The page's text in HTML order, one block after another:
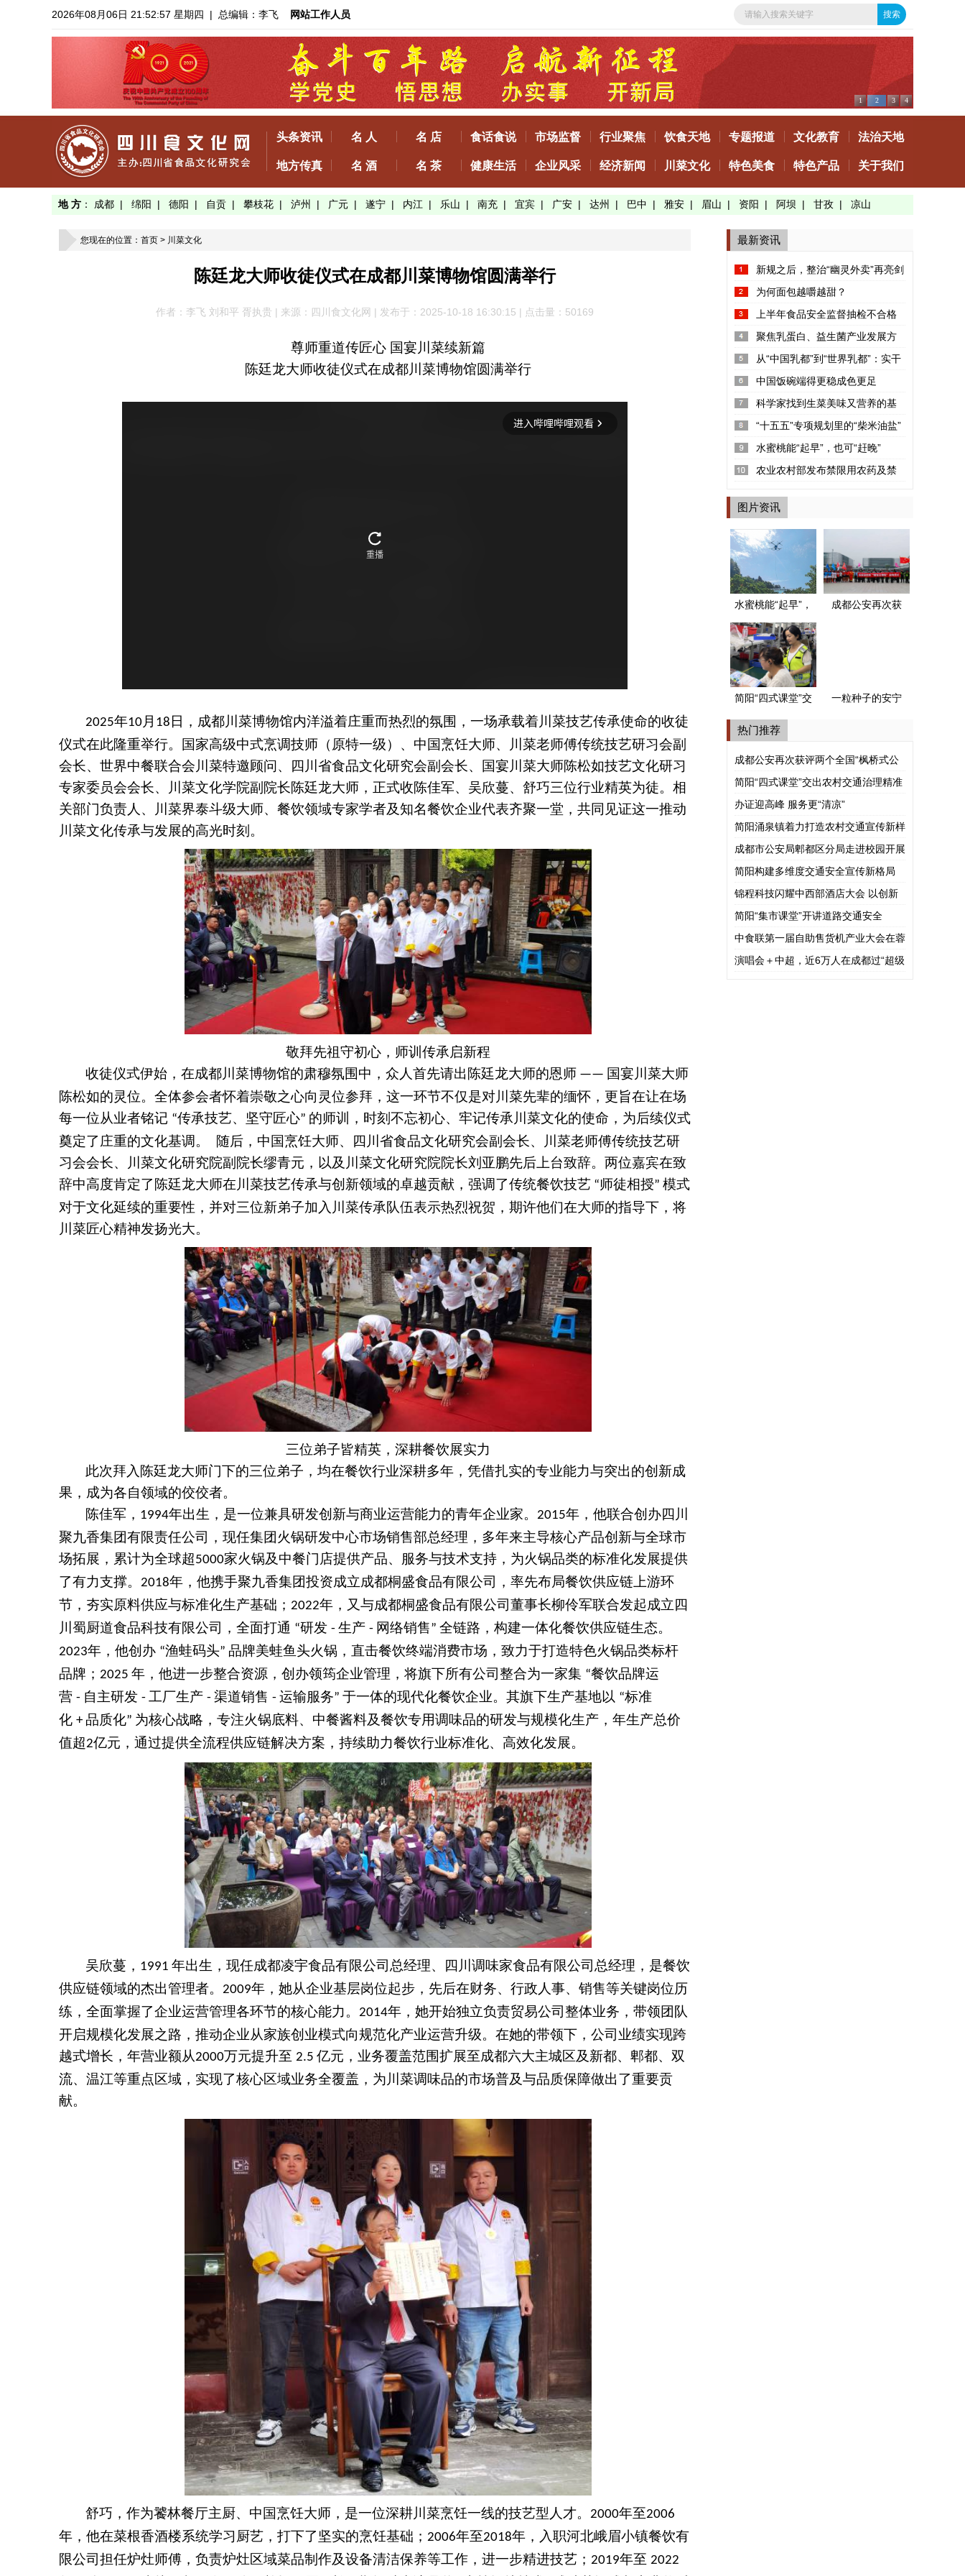
2026年08月06日 21:52:59 星期四 | 总编辑：李飞 网站工作人员
1 2 3 4
头条资讯 名 人 名 店 食话食说 市场监督 行业聚焦 饮食天地 专题报道 文化教育 法治天地
地方传真 名 酒 名 茶 健康生活 企业风采 经济新闻 川菜文化 特色美食 特色产品 关于我们
地 方 ： 成都 | 绵阳 | 德阳 | 自贡 | 攀枝花 | 泸州 | 广元 | 遂宁 | 内江 | 乐山 | 南充 | 宜宾 | 广安 | 达州 | 巴中 | 雅安 | 眉山 | 资阳 | 阿坝 | 甘孜 | 凉山
最新资讯
新规之后，整治“幽灵外卖”再亮剑
为何面包越嚼越甜？
上半年食品安全监督抽检不合格
率2.22%聚焦乳蛋白、益生菌产业发展方
向 “可感知高品质探寻荟”呼和浩...
从“中国乳都”到“世界乳都”：实干
铸就的产业丰碑
中国饭碗端得更稳成色更足
科学家找到生菜美味又营养的基
因密码“十五五”专项规划里的“柴米油盐”
水蜜桃能“起早”，也可“赶晚”
农业农村部发布禁限用农药及禁
图片资讯
水蜜桃能“起早”，
也可“赶晚”
成都公安再次获
简阳“四式课堂”交
出农村交通治理
精准答卷
一粒种子的安宁
热门推荐
成都公安再次获评两个全国“枫桥式公
安派出所”
简阳“四式课堂”交出农村交通治理精准
答卷
办证迎高峰 服务更“清凉”
简阳涌泉镇着力打造农村交通宣传新样
板
成都市公安局郫都区分局走进校园开展
涉外法治宣讲
简阳构建多维度交通安全宣传新格局
锦程科技闪耀中西部酒店大会 以创新
模式赋能酒旅产业共赢
简阳“集市课堂”开讲道路交通安全
中食联第一届自助售货机产业大会在蓉
举行
演唱会＋中超，近6万人在成都过“超级
您现在的位置： 首页 > 川菜文化
陈廷龙大师收徒仪式在成都川菜博物馆圆满举行
作者：李飞 刘和平 胥执贵 | 来源：四川食文化网 | 发布于：2025-10-18 16:30:15 | 点击量：50169
尊师重道传匠心 国宴川菜续新篇
陈廷龙大师收徒仪式在成都川菜博物馆圆满举行
2025年10 月 18 日，成都川菜博物馆内洋溢着庄重而热烈的氛围，一场承载着川菜技艺传承使命的收徒
仪式在此隆重举行。国家高级中式烹调技师（原特一级）、中国烹饪大师、川菜老师傅传统技艺研习会副
会长、世界中餐联合会川菜特邀顾问、四川省食品文化研究会副会长、国宴川菜大师陈松如技艺文化研习
专家委员会会长、川菜文化学院副院长陈廷龙大师，正式收陈佳军、吴欣蔓、舒巧三位行业精英为徒。相
关部门负责人、川菜界泰斗级大师、餐饮领域专家学者及知名餐饮企业代表齐聚一堂，共同见证这一推动
川菜文化传承与发展的高光时刻。
敬拜先祖守初心，师训传承启新程
收徒仪式伊始，在成都川菜博物馆的肃穆氛围中，众人首先请出陈廷龙大师的恩师 —— 国宴川菜大师
陈松如的灵位。全体参会者怀着崇敬之心向灵位参拜，这一环节不仅是对川菜先辈的缅怀，更旨在让在场
每一位从业者铭记 “传承技艺、坚守匠心” 的师训，时刻不忘初心、牢记传承川菜文化的使命，为后续仪式
奠定了庄重的文化基调。
随后，中国烹饪大师、四川省食品文化研究会副会长、川菜老师傅传统技艺研
习会会长、川菜文化研究院副院长缪青元，以及川菜文化研究院院长刘亚鹏先后上台致辞。两位嘉宾在致
辞中高度肯定了陈廷龙大师在川菜技艺传承与创新领域的卓越贡献，强调了传统餐饮技艺 “师徒相授” 模式
对于文化延续的重要性，并对三位新弟子加入川菜传承队伍表示热烈祝贺，期许他们在大师的指导下，将
川菜匠心精神发扬光大。
三位弟子皆精英，深耕餐饮展实力
此次拜入陈廷龙大师门下的三位弟子，均在餐饮行业深耕多年，凭借扎实的专业能力与突出的创新成
果，成为各自领域的佼佼者。
陈佳军 ， 1994年出生，是一位兼具研发创新与商业运营能力的青年企业家。 2015年，他联合创办四川
聚九香集团有限责任公司，现任集团火锅研发中心市场销售部总经理，多年来主导核心产品创新与全球市
场拓展，累计为全球超5000家火锅及中餐门店提供产品、服务与技术支持，为火锅品类的标准化发展提供
了有力支撑。 2018年，他携手聚九香集团投资成立成都桐盛食品有限公司，率先布局餐饮供应链上游环
节，夯实原料供应与标准化生产基础； 2022年，又与成都桐盛食品有限公司董事长柳伶军联合发起成立四
川蜀厨道食品科技有限公司，全面打通 “研发 - 生产 - 网络销售” 全链路，构建一体化餐饮供应链生态。
2023年，他创办 “渔蛙码头” 品牌美蛙鱼头火锅，直击餐饮终端消费市场，致力于打造特色火锅品类标杆
品牌； 2025 年，他进一步整合资源，创办领筠企业管理，将旗下所有公司整合为一家集 “餐饮品牌运
营 - 自主研发 - 工厂生产 - 渠道销售 - 运输服务” 于一体的现代化餐饮企业。其旗下生产基地以 “标准
化 + 品质化” 为核心战略，专注火锅底料、中餐酱料及餐饮专用调味品的研发与规模化生产，年生产总价
值超2亿元，通过提供全流程供应链解决方案，持续助力餐饮行业标准化、高效化发展。
吴欣蔓， 1991 年出生，现任成都凌宇食品有限公司总经理、四川调味家食品有限公司总经理，是餐饮
供应链领域的杰出管理者。 2009年，她从企业基层岗位起步，先后在财务、行政人事、销售等关键岗位历
练，全面掌握了企业运营管理各环节的核心能力。 2014年，她开始独立负责贸易公司整体业务，带领团队
开启规模化发展之路，推动企业从家族创业模式向规范化产业运营升级。在她的带领下，公司业绩实现跨
越式增长，年营业额从2000万元提升至 2.5 亿元，业务覆盖范围扩展至成都六大主城区及新都、郫都、双
流、温江等重点区域，实现了核心区域业务全覆盖，为川菜调味品的市场普及与品质保障做出了重要贡
献。
舒巧，作为饕林餐厅主厨、中国烹饪大师，是一位深耕川菜烹饪一线的技艺型人才。 2000年至2006
年， 他在菜根香酒楼系统学习厨艺，打下了坚实的烹饪基础； 2006年至2018年，入职河北峨眉小镇餐饮有
限公司担任炉灶师傅，负责炉灶区域菜品制作及设备清洁保养等工作，进一步精进技艺； 2019年至 2022